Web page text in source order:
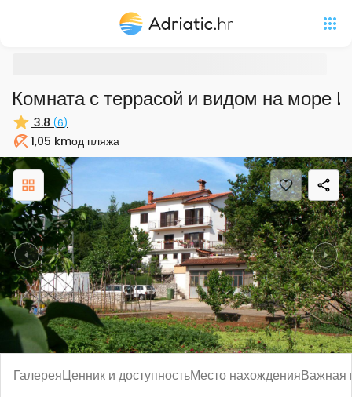
Комната с террасой и видом на
3.8 (6)
Пляж1,05 kmод пляжа
Previous Next
ГалереяЦенник и доступностьМесто нахожденияВажная